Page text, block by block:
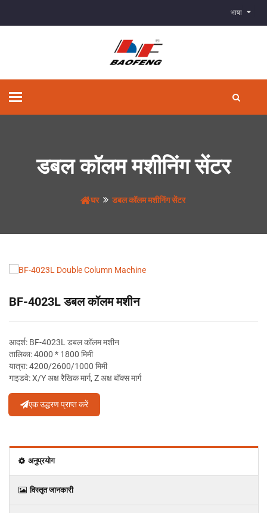
भाषा
टॉगल
डबल कॉलम मशीनिंग सेंटर
घर डबल कॉलम मशीनिंग सेंटर
BF-4023L डबल कॉलम मशीन
आदर्श: BF-4023L डबल कॉलम मशीन
तालिका: 4000 * 1800 मिमी
यात्रा: 4200/2600/1000 मिमी
गाइडवे: X/Y अक्ष रैखिक मार्ग, Z अक्ष बॉक्स मार्ग
एक उद्धरण प्राप्त करें
अनुप्रयोग
विस्‍तृत जानकारी